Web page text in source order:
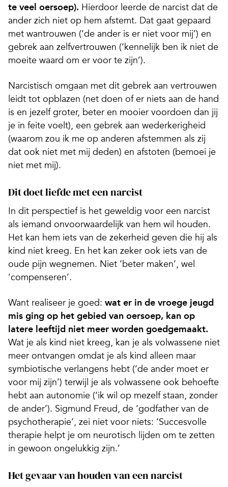
te veel oersoep). Hierdoor leerde de narcist dat de
ander zich niet op hem afstemt. Dat gaat gepaard
met wantrouwen (‘de ander is er niet voor mij’) en
gebrek aan zelfvertrouwen (‘kennelijk ben ik niet de
moeite waard om er voor te zijn’).
Narcistisch omgaan met dit gebrek aan vertrouwen
leidt tot opblazen (net doen of er niets aan de hand
is en jezelf groter, beter en mooier voordoen dan jij
je in feite voelt), een gebrek aan wederkerigheid
(waarom zou ik me op anderen afstemmen als zij
dat ook niet met mij deden) en afstoten (bemoei je
niet met mij).
Dit doet liefde met een narcist
In dit perspectief is het geweldig voor een narcist
als iemand onvoorwaardelijk van hem wil houden.
Het kan hem iets van de zekerheid geven die hij als
kind niet kreeg. En het kan zeker ook iets van de
oude pijn wegnemen. Niet ‘beter maken’, wel
‘compenseren’.
Want realiseer je goed: wat er in de vroege jeugd
mis ging op het gebied van oersoep, kan op
latere leeftijd niet meer worden goedgemaakt.
Wat je als kind niet kreeg, kan je als volwassene niet
meer ontvangen omdat je als kind alleen maar
symbiotische verlangens hebt (‘de ander moet er
voor mij zijn’) terwijl je als volwassene ook behoefte
hebt aan autonomie (‘ik wil op mezelf staan, zonder
de ander’). Sigmund Freud, de ‘godfather van de
psychotherapie’, zei niet voor niets: ‘Succesvolle
therapie helpt je om neurotisch lijden om te zetten
in gewoon ongelukkig zijn.’
Het gevaar van houden van een narcist